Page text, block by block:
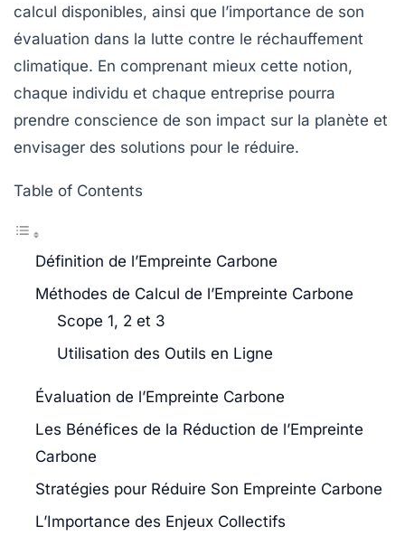
calcul disponibles, ainsi que l’importance de son
évaluation dans la lutte contre le réchauffement
climatique. En comprenant mieux cette notion,
chaque individu et chaque entreprise pourra
prendre conscience de son impact sur la planète et
envisager des solutions pour le réduire.
Table of Contents
Définition de l’Empreinte Carbone
Méthodes de Calcul de l’Empreinte Carbone
Scope 1, 2 et 3
Utilisation des Outils en Ligne
Évaluation de l’Empreinte Carbone
Les Bénéfices de la Réduction de l’Empreinte
Carbone
Stratégies pour Réduire Son Empreinte Carbone
L’Importance des Enjeux Collectifs